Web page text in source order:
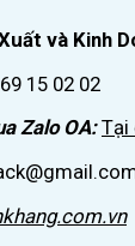
và Kinh
15 02 02
Zalo OA: Tại